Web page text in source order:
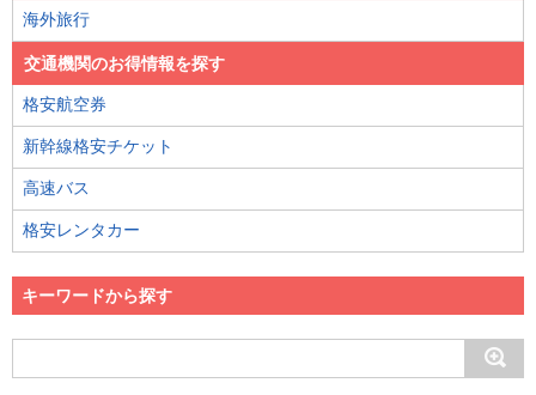
海外旅行
交通機関のお得情報を探す
格安航空券
新幹線格安チケット
高速バス
格安レンタカー
キーワードから探す